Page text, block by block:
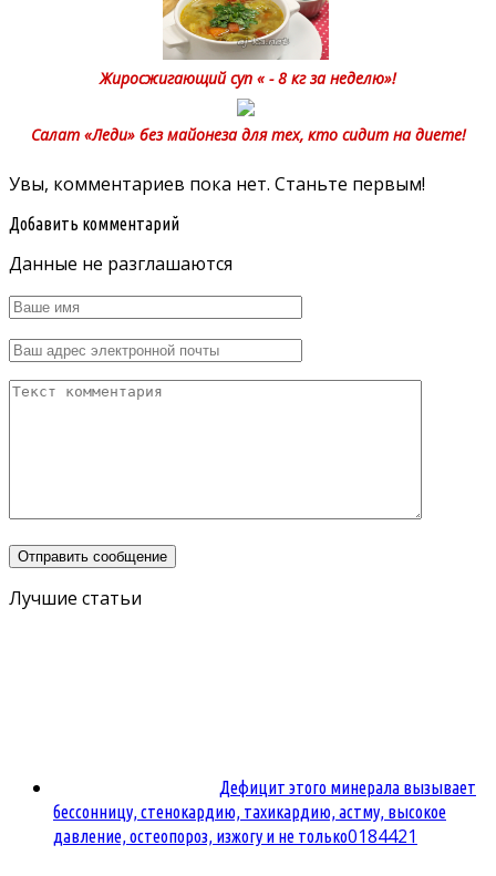
Жиросжигающий суп « - 8 кг за неделю»!
Салат «Леди» без майонеза для тех, кто сидит на диете!
Увы, комментариев пока нет. Станьте первым!
Добавить комментарий
Данные не разглашаются
Лучшие статьи
Дефицит этого минерала вызывает
бессонницу, стенокардию, тахикардию, астму, высокое
давление, остеопороз, изжогу и не только0184421